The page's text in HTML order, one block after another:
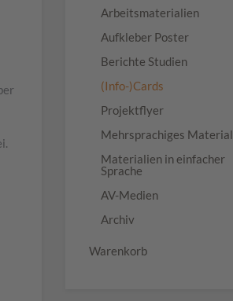
Arbeitsmaterialien
Aufkleber Poster
Berichte Studien
(Info-)Cards
Projektflyer
Mehrsprachiges Material
Materialien in einfacher
Sprache
AV-Medien
Archiv
Warenkorb